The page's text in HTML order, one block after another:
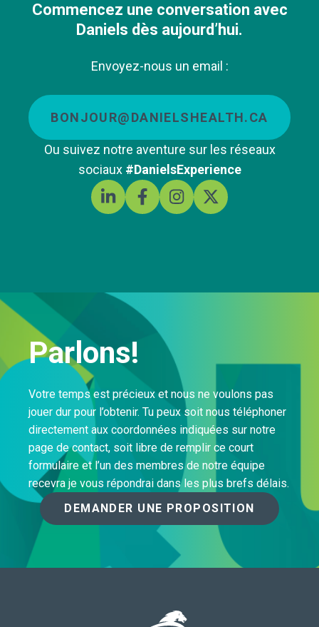
Commencez une conversation avec
Daniels dès aujourd’hui.
Envoyez-nous un email :
BONJOUR@DANIELSHEALTH.CA
Ou suivez notre aventure sur les réseaux
sociaux #DanielsExperience
Parlons!
Votre temps est précieux et nous ne voulons pas
jouer dur pour l’obtenir. Tu peux soit nous téléphoner
directement aux coordonnées indiquées sur notre
page de contact, soit libre de remplir ce court
formulaire et l’un des membres de notre équipe
recevra je vous répondrai dans les plus brefs délais.
DEMANDER UNE PROPOSITION